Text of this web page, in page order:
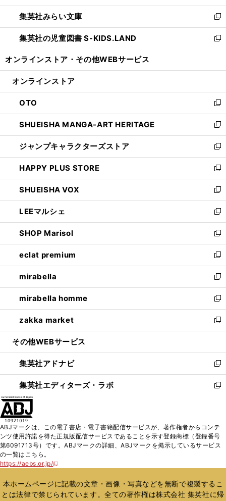
開
く
ウ
で
開
く
ン
ド
ウ
で
ウ
ィ
ン
ド
開
集英社みらい文庫
新
し
い
ン
ウ
で
開
く
集英社の児童図書 S-KIDS.LAND
新
ウ
ン
ド
ウ
で
開
く
オンラインストア・ その他WEBサービス
オンラインストア
OTO
新
し
い
ウ
ィ
ン
ド
ウ
で
開
く
SHUEISHA MANGA-ART HERITAGE
新
し
い
ウ
ィ
ン
ド
ウ
で
開
く
ジャンプキャラクターズストア
新
し
い
ウ
ィ
ン
ド
ウ
で
開
く
HAPPY PLUS STORE
新
し
い
ウ
ィ
ン
ド
ウ
で
開
く
SHUEISHA VOX
新
し
い
ウ
ィ
ン
ド
ウ
で
開
く
LEEマルシェ
新
し
い
ウ
ィ
ン
ド
ウ
で
開
く
SHOP Marisol
新
し
い
ウ
ィ
ン
ド
ウ
で
開
eclat premium
新
し
い
ウ
ィ
ン
ド
ウ
開
く
mirabella
新
し
い
ウ
ィ
ン
ウ
で
開
く
mirabella homme
新
し
い
ウ
ン
ド
ウ
で
zakka market
新
し
ウ
ィ
ン
ド
く
その他WEBサービス
集英社アドナビ
新
し
い
ド
ウ
で
集英社エディターズ・ラボ
新
ィ
ン
ド
開
く
ABJマークは、この電子書店・電子書籍配信サービスが、著作権者からコンテ
ンツ使用許諾を得た正規版配信サービスであることを示す登録商標（登録番号
第6091713号）です。ABJマークの詳細、ABJマークを掲示しているサービス
の一覧はこちら。
https://aebs.or.jp/
新
い
ウ
ィ
本ホームページに記載の文章・画像・写真などを無断で複製するこ
とは法律で禁じられています。全ての著作権は株式会社 集英社に帰